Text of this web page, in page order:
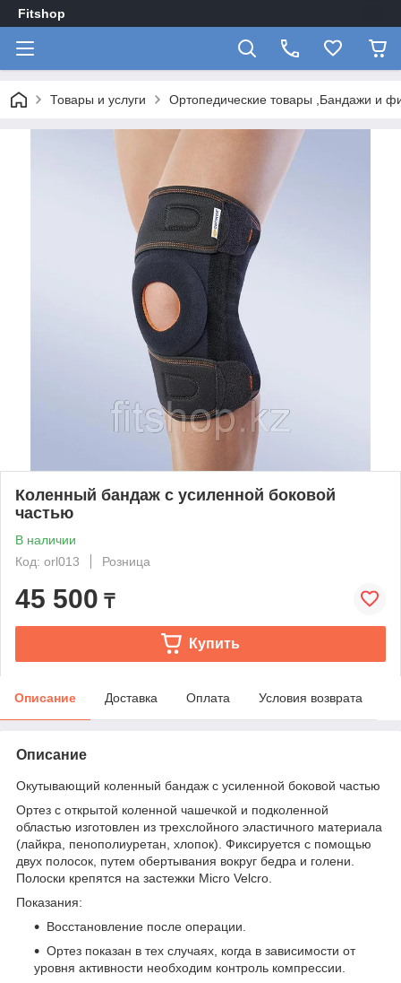
Fitshop
Товары и услуги Ортопедические товары ,Бандажи и
Коленный бандаж с усиленной боковой
частью
В наличии
Код: orl013
Розница
45 500 ₸
Купить
Описание Доставка Оплата Условия возврата
Описание
Окутывающий коленный бандаж с усиленной боковой частью
Ортез с открытой коленной чашечкой и подколенной
областью изготовлен из трехслойного эластичного материала
(лайкра, пенополиуретан, хлопок). Фиксируется с помощью
двух полосок, путем обертывания вокруг бедра и голени.
Полоски крепятся на застежки Micro Velcro.
Показания:
Восстановление после операции.
Ортез показан в тех случаях, когда в зависимости от
уровня активности необходим контроль компрессии.